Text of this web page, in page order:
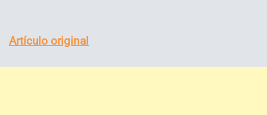
Artículo original